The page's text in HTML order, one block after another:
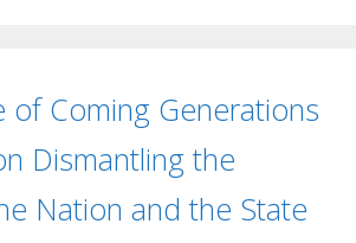
of Coming Generations
Dismantling the
Nation and the State